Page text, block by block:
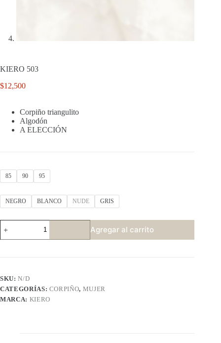
KIERO 503
$12,500
Corpiño triangulito
Algodón
A ELECCIÓN
85 90 95
NEGRO BLANCO NUDE GRIS
KIERO
503
cantidad
Agregar al carrito
SKU:N/D
CATEGORÍAS: CORPIÑO, MUJER
MARCA: KIERO